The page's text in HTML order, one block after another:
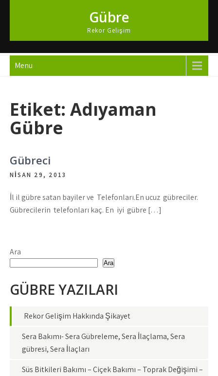
Gübre
Rekor Gelişim
Menu
Etiket: Adıyaman
Gübre
Gübreci
NISAN 29, 2013
İl il gübre satan bayiler ve Telefonları.En ucuz gübreciler.
Gübrecilerin telefonları kaç. En iyi gübre […]
Ara
Ara
GÜBRE YAZILARI
Rekor Gelişim Hakkında Şikayet
Sera Bakımı- Sera Gübreleme, Sera İlaçlama, Sera
gübresi, Sera İlaçları
Süs Bitkileri Bakımı – Çiçek Bakımı – Toprak Değişimi –